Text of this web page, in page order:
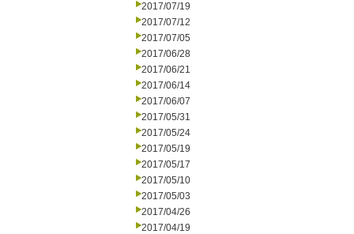
2017/07/19
2017/07/12
2017/07/05
2017/06/28
2017/06/21
2017/06/14
2017/06/07
2017/05/31
2017/05/24
2017/05/19
2017/05/17
2017/05/10
2017/05/03
2017/04/26
2017/04/19